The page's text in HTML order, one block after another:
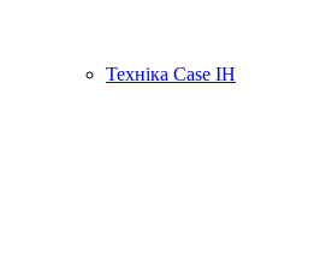
Техніка Case IH